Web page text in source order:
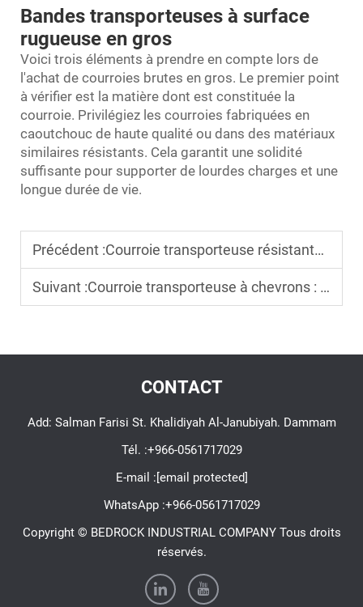
Bandes transporteuses à surface
rugueuse en gros
Voici trois éléments à prendre en compte lors de
l'achat de courroies brutes en gros. Le premier point
à vérifier est la matière dont est constituée la
courroie. Privilégiez les courroies fabriquées en
caoutchouc de haute qualité ou dans des matériaux
similaires résistants. Cela garantit une solidité
suffisante pour supporter de lourdes charges et une
longue durée de vie.
Précédent :Courroie transporteuse résistante à la chaleur : comparaison des matériaux pour les applications à haute température
Suivant :Courroie transporteuse à chevrons : optimisation du transport incliné grâce à une adhérence renforcée
CONTACT
Add: Salman Farisi St. Khalidiyah Al-Janubiyah. Dammam
Tél. :+966-0561717029
E-mail :[email protected]
WhatsApp :+966-0561717029
Copyright © BEDROCK INDUSTRIAL COMPANY Tous droits
réservés.